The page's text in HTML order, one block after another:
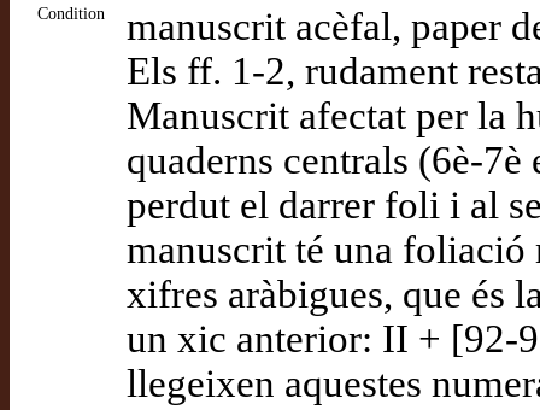
Condition
manuscrit acèfal, paper
Els ff. 1-2, rudament
Manuscrit afectat per la
quaderns centrals (6è-7è
perdut el darrer foli i al
manuscrit té una foliació
xifres aràbigues, que és
un xic anterior: II + [92-
llegeixen aquestes